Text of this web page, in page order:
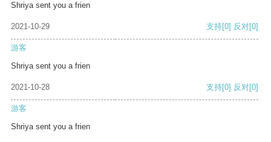
Shriya sent you a frien
2021-10-29 支持[0] 反对[0]
游客
Shriya sent you a frien
2021-10-28 支持[0] 反对[0]
游客
Shriya sent you a frien